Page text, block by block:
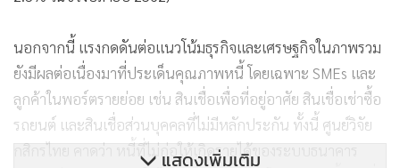
นอกจากนี้ แรงกดดันต่อแนวโน้มธุรกิจและเศรษฐกิจในภาพรวม
ยังมีผลต่อเนื่องมาที่ประเด็นคุณภาพหนี้ โดยเฉพาะ SMEs และ
ลูกค้าในพอร์ตรายย่อย เช่น สินเชื่อเพื่อที่อยู่อาศัย สินเชื่อเช่าซื้อ
รถยนต์ และสินเชื่อส่วนบุคคลที่ไม่มีหลักประกัน ทั้งนี้ ศูนย์วิจัย
กสิกรไทย คาดว่า หนี้ที่ไม่ก่อให้เกิดรายได้ของระบบธนาคาร
แสดงเพิ่มเติม